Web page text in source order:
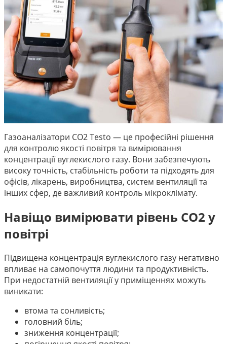
Газоаналізатори CO2 Testo — це професійні рішення
для контролю якості повітря та вимірювання
концентрації вуглекислого газу. Вони забезпечують
високу точність, стабільність роботи та підходять для
офісів, лікарень, виробництва, систем вентиляції та
інших сфер, де важливий контроль мікроклімату.
Навіщо вимірювати рівень CO2 у
повітрі
Підвищена концентрація вуглекислого газу негативно
впливає на самопочуття людини та продуктивність.
При недостатній вентиляції у приміщеннях можуть
виникати:
втома та сонливість;
головний біль;
зниження концентрації;